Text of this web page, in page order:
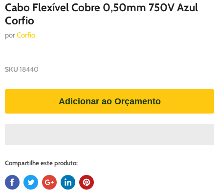
Cabo Flexível Cobre 0,50mm 750V Azul
Corfio
porCorfio
SKU 18440
Adicionar ao Orçamento
Compartilhe este produto: